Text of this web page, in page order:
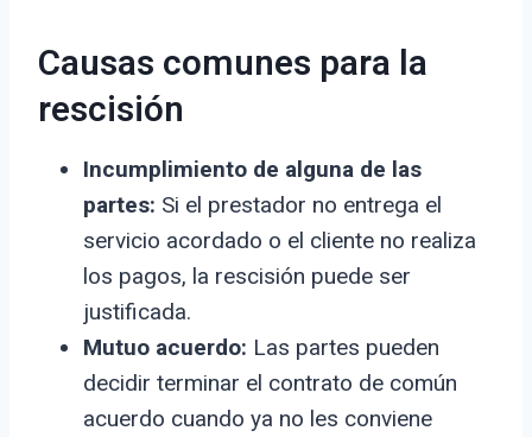
Causas comunes para la
rescisión
Incumplimiento de alguna de las
partes: Si el prestador no entrega el
servicio acordado o el cliente no realiza
los pagos, la rescisión puede ser
justificada.
Mutuo acuerdo: Las partes pueden
decidir terminar el contrato de común
acuerdo cuando ya no les conviene